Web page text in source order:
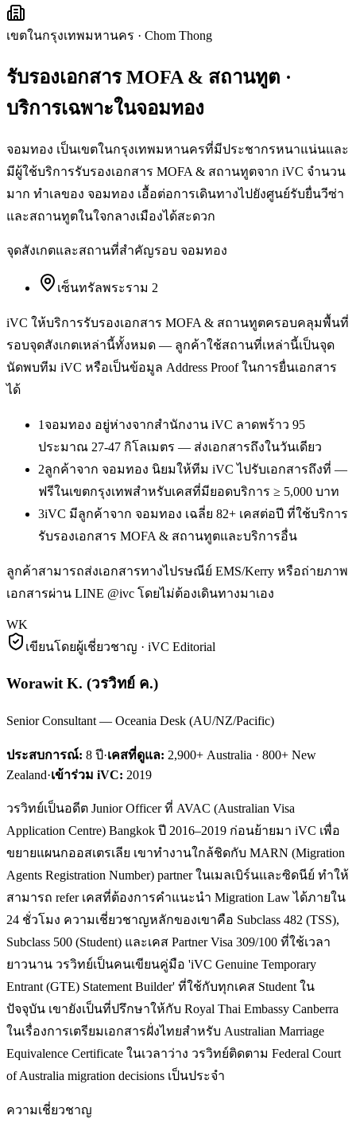
เขตในกรุงเทพมหานคร · Chom Thong
รับรองเอกสาร MOFA & สถานทูต ·
บริการเฉพาะในจอมทอง
จอมทอง เป็นเขตในกรุงเทพมหานครที่มีประชากรหนาแน่นและ
มีผู้ใช้บริการรับรองเอกสาร MOFA & สถานทูตจาก iVC จำนวน
มาก ทำเลของ จอมทอง เอื้อต่อการเดินทางไปยังศูนย์รับยื่นวีซ่า
และสถานทูตในใจกลางเมืองได้สะดวก
จุดสังเกตและสถานที่สำคัญรอบ จอมทอง
เซ็นทรัลพระราม 2
iVC ให้บริการรับรองเอกสาร MOFA & สถานทูตครอบคลุมพื้นที่
รอบจุดสังเกตเหล่านี้ทั้งหมด — ลูกค้าใช้สถานที่เหล่านี้เป็นจุด
นัดพบทีม iVC หรือเป็นข้อมูล Address Proof ในการยื่นเอกสาร
ได้
1จอมทอง อยู่ห่างจากสำนักงาน iVC ลาดพร้าว 95
ประมาณ 27-47 กิโลเมตร — ส่งเอกสารถึงในวันเดียว
2ลูกค้าจาก จอมทอง นิยมให้ทีม iVC ไปรับเอกสารถึงที่ —
ฟรีในเขตกรุงเทพสำหรับเคสที่มียอดบริการ ≥ 5,000 บาท
3iVC มีลูกค้าจาก จอมทอง เฉลี่ย 82+ เคสต่อปี ที่ใช้บริการ
รับรองเอกสาร MOFA & สถานทูตและบริการอื่น
ลูกค้าสามารถส่งเอกสารทางไปรษณีย์ EMS/Kerry หรือถ่ายภาพ
เอกสารผ่าน LINE @ivc โดยไม่ต้องเดินทางมาเอง
WK
เขียนโดยผู้เชี่ยวชาญ · iVC Editorial
Worawit K. (วรวิทย์ ค.)
Senior Consultant — Oceania Desk (AU/NZ/Pacific)
ประสบการณ์: 8 ปี·เคสที่ดูแล: 2,900+ Australia · 800+ New
Zealand·เข้าร่วม iVC: 2019
วรวิทย์เป็นอดีต Junior Officer ที่ AVAC (Australian Visa
Application Centre) Bangkok ปี 2016–2019 ก่อนย้ายมา iVC เพื่อ
ขยายแผนกออสเตรเลีย เขาทำงานใกล้ชิดกับ MARN (Migration
Agents Registration Number) partner ในเมลเบิร์นและซิดนีย์ ทำให้
สามารถ refer เคสที่ต้องการคำแนะนำ Migration Law ได้ภายใน
24 ชั่วโมง ความเชี่ยวชาญหลักของเขาคือ Subclass 482 (TSS),
Subclass 500 (Student) และเคส Partner Visa 309/100 ที่ใช้เวลา
ยาวนาน วรวิทย์เป็นคนเขียนคู่มือ 'iVC Genuine Temporary
Entrant (GTE) Statement Builder' ที่ใช้กับทุกเคส Student ใน
ปัจจุบัน เขายังเป็นที่ปรึกษาให้กับ Royal Thai Embassy Canberra
ในเรื่องการเตรียมเอกสารฝั่งไทยสำหรับ Australian Marriage
Equivalence Certificate ในเวลาว่าง วรวิทย์ติดตาม Federal Court
of Australia migration decisions เป็นประจำ
ความเชี่ยวชาญ